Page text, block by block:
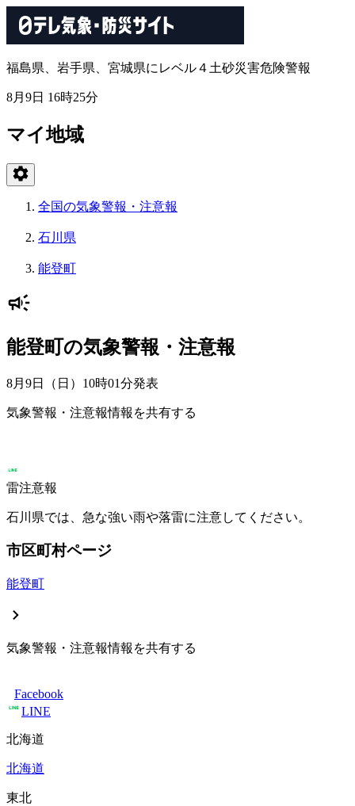
福島県、岩手県、宮城県にレベル４土砂災害危険警報
8月9日 16時25分
マイ地域
全国の気象警報・注意報
石川県
能登町
能登町の気象警報・注意報
8月9日（日）10時01分発表
気象警報・注意報情報を共有する
雷注意報
石川県では、急な強い雨や落雷に注意してください。
市区町村ページ
能登町
気象警報・注意報情報を共有する
Facebook
LINE
北海道
北海道
東北